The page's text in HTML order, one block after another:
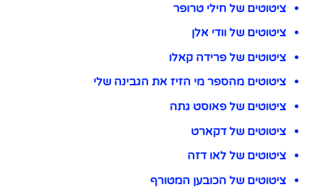
ציטוטים של חילי טרופר
ציטוטים של וודי אלן
ציטוטים של פרידה קאלו
ציטוטים מהספר מי הזיז את הגבינה שלי
ציטוטים של פאוסט גתה
ציטוטים של דקארט
ציטוטים של לאו דזה
ציטוטים של הכובען המטורף